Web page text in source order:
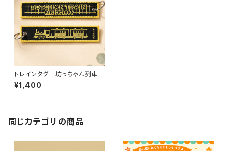
トレインタグ 坊っちゃん列車
¥1,400
同じカテゴリの商品